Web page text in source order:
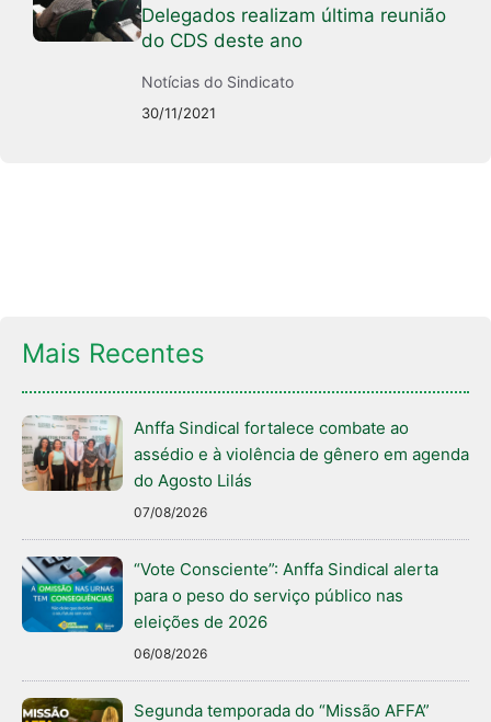
Delegados realizam última reunião
do CDS deste ano
Notícias do Sindicato
30/11/2021
Mais Recentes
Anffa Sindical fortalece combate ao
assédio e à violência de gênero em agenda
do Agosto Lilás
07/08/2026
“Vote Consciente”: Anffa Sindical alerta
para o peso do serviço público nas
eleições de 2026
06/08/2026
Segunda temporada do “Missão AFFA”